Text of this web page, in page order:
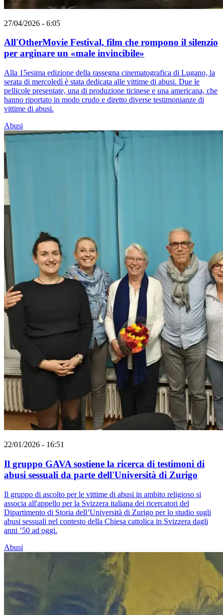
27/04/2026 - 6:05
All'OtherMovie Festival, film che rompono il silenzio
per arginare un «male invincibile»
Alla 15esima edizione della rassegna cinematografica di Lugano, la
serata di mercoledì è stata dedicata alle vittime di abusi. Due le
pellicole presentate, una di produzione ticinese e una americana, che
hanno riportato in modo crudo e diretto diverse testimonianze di
vittime di abusi.
Abusi
22/01/2026 - 16:51
Il gruppo GAVA sostiene la ricerca di testimoni di
abusi sessuali da parte dell'Università di Zurigo
Il gruppo di ascolto per le vittime di abusi in ambito religioso si
associa all'appello per la Svizzera italiana dei ricercatori del
Dipartimento di Storia dell’Università di Zurigo per lo studio sugli
abusi sessuali nel contesto della Chiesa cattolica in Svizzera dagli
anni ’50 ad oggi.
Abusi